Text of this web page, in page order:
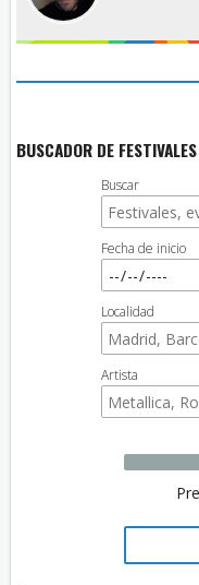
BUSCADOR DE FESTIVALES
Buscar
Fecha de inicio
Localidad
Artista